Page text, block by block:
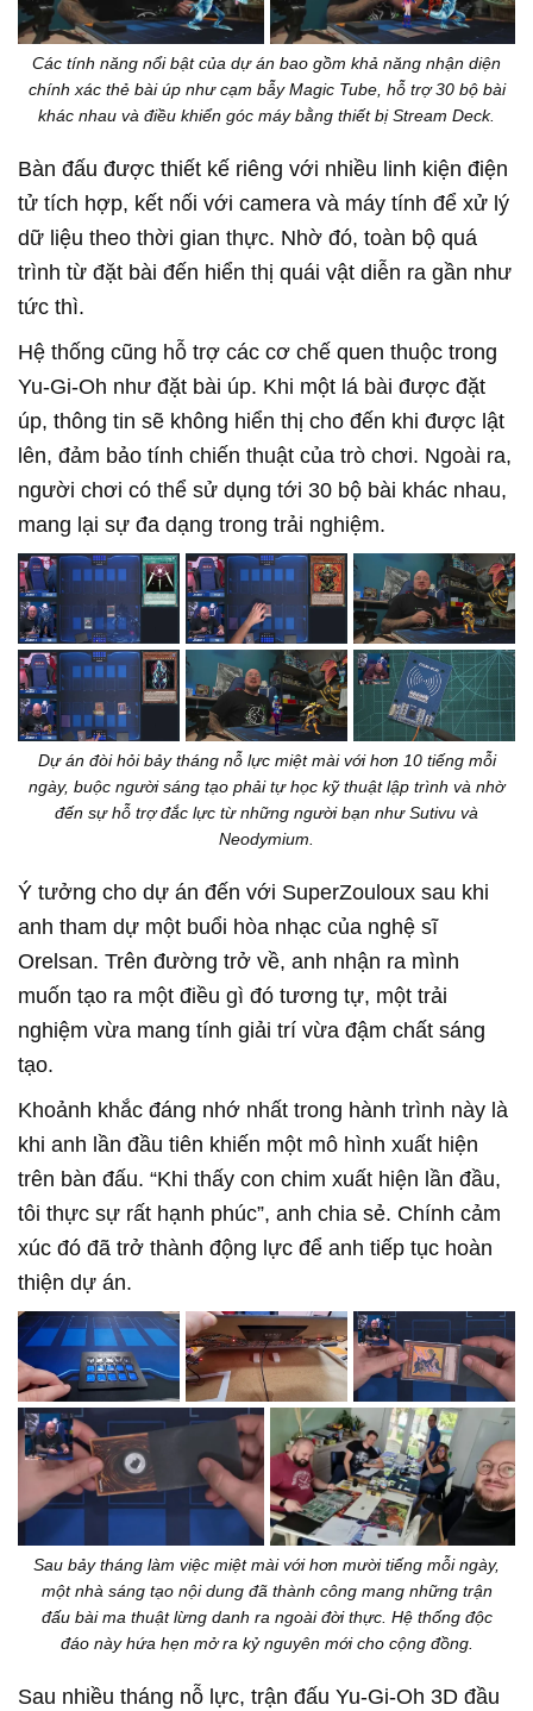
Các tính năng nổi bật của dự án bao gồm khả năng nhận diện
chính xác thẻ bài úp như cạm bẫy Magic Tube, hỗ trợ 30 bộ bài
khác nhau và điều khiển góc máy bằng thiết bị Stream Deck.
Bàn đấu được thiết kế riêng với nhiều linh kiện điện
tử tích hợp, kết nối với camera và máy tính để xử lý
dữ liệu theo thời gian thực. Nhờ đó, toàn bộ quá
trình từ đặt bài đến hiển thị quái vật diễn ra gần như
tức thì.
Hệ thống cũng hỗ trợ các cơ chế quen thuộc trong
Yu-Gi-Oh như đặt bài úp. Khi một lá bài được đặt
úp, thông tin sẽ không hiển thị cho đến khi được lật
lên, đảm bảo tính chiến thuật của trò chơi. Ngoài ra,
người chơi có thể sử dụng tới 30 bộ bài khác nhau,
mang lại sự đa dạng trong trải nghiệm.
Dự án đòi hỏi bảy tháng nỗ lực miệt mài với hơn 10 tiếng mỗi
ngày, buộc người sáng tạo phải tự học kỹ thuật lập trình và nhờ
đến sự hỗ trợ đắc lực từ những người bạn như Sutivu và
Neodymium.
Ý tưởng cho dự án đến với SuperZouloux sau khi
anh tham dự một buổi hòa nhạc của nghệ sĩ
Orelsan. Trên đường trở về, anh nhận ra mình
muốn tạo ra một điều gì đó tương tự, một trải
nghiệm vừa mang tính giải trí vừa đậm chất sáng
tạo.
Khoảnh khắc đáng nhớ nhất trong hành trình này là
khi anh lần đầu tiên khiến một mô hình xuất hiện
trên bàn đấu. “Khi thấy con chim xuất hiện lần đầu,
tôi thực sự rất hạnh phúc”, anh chia sẻ. Chính cảm
xúc đó đã trở thành động lực để anh tiếp tục hoàn
thiện dự án.
Sau bảy tháng làm việc miệt mài với hơn mười tiếng mỗi ngày,
một nhà sáng tạo nội dung đã thành công mang những trận
đấu bài ma thuật lừng danh ra ngoài đời thực. Hệ thống độc
đáo này hứa hẹn mở ra kỷ nguyên mới cho cộng đồng.
Sau nhiều tháng nỗ lực, trận đấu Yu-Gi-Oh 3D đầu